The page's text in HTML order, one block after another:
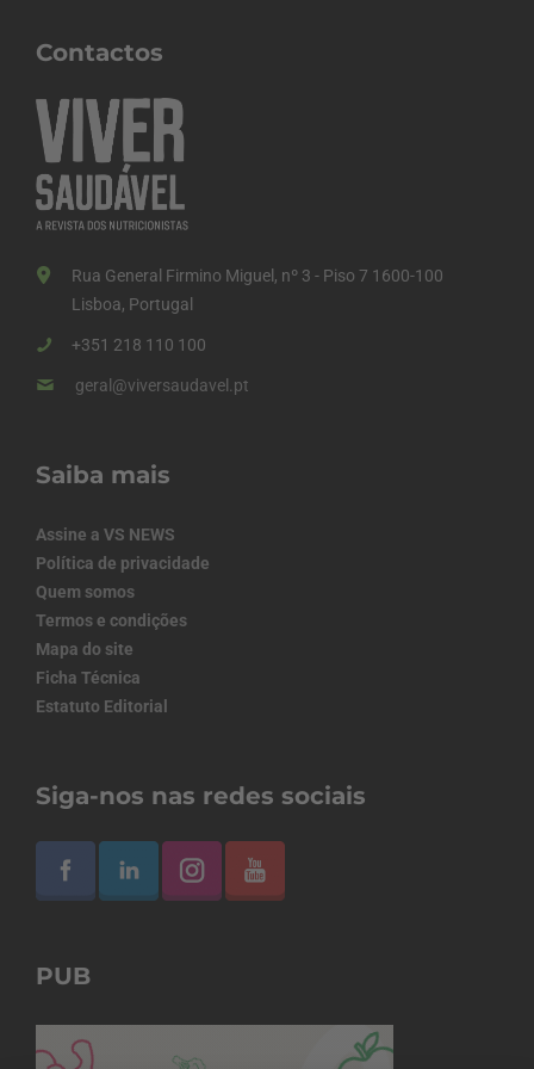
Contactos
Rua General Firmino Miguel, nº 3 - Piso 7 1600-100
Lisboa, Portugal
+351 218 110 100
geral@viversaudavel.pt
Saiba mais
Assine a VS NEWS
Política de privacidade
Quem somos
Termos e condições
Mapa do site
Ficha Técnica
Estatuto Editorial
Siga-nos nas redes sociais
PUB